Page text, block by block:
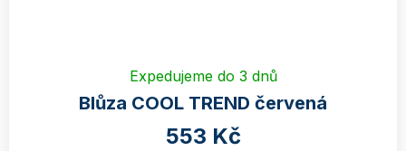
Expedujeme do 3 dnů
Blůza COOL TREND červená
553 Kč